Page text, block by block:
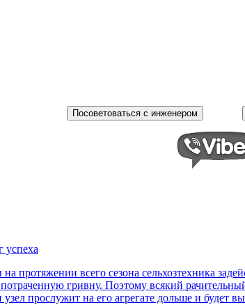
протяжении всего сезона сельхозтехника
гривну. Поэтому всякий
узел прослужит на его агрегате дольше и